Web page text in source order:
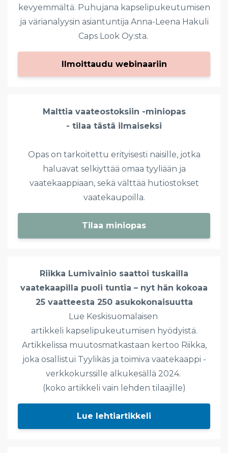
kevyemmältä. Puhujana kapselipukeutumisen
ja värianalyysin asiantuntija Anna-Leena Hakuli
Caps Look Oy:sta.
Ilmoittaudu webinaariin
Malttia vaateostoksiin -miniopas
- tilaa tästä ilmaiseksi
Opas on tarkoitettu erityisesti naisille, jotka
haluavat selkiyttää omaa tyyliään ja
vaatekaappiaan, sekä välttää hutiostokset
vaatekaupoilla.
Tilaa miniopas
Riikka Lumivainio saattoi tuskailla
vaatekaapilla puoli tuntia – nyt hän kokoaa
25 vaatteesta 250 asukokonaisuutta
Lue Keskisuomalaisen
artikkeli kapselipukeutumisen hyödyistä.
Artikkelissa muutosmatkastaan kertoo Riikka,
joka osallistui Tyylikäs ja toimiva vaatekaappi -
verkkokurssille alkukesällä 2024.
(koko artikkeli vain lehden tilaajille)
Lue lehtiartikkeli